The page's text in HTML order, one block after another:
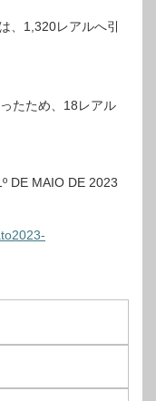
、1,320レアルへ引
たため、18レアル
DE MAIO DE 2023